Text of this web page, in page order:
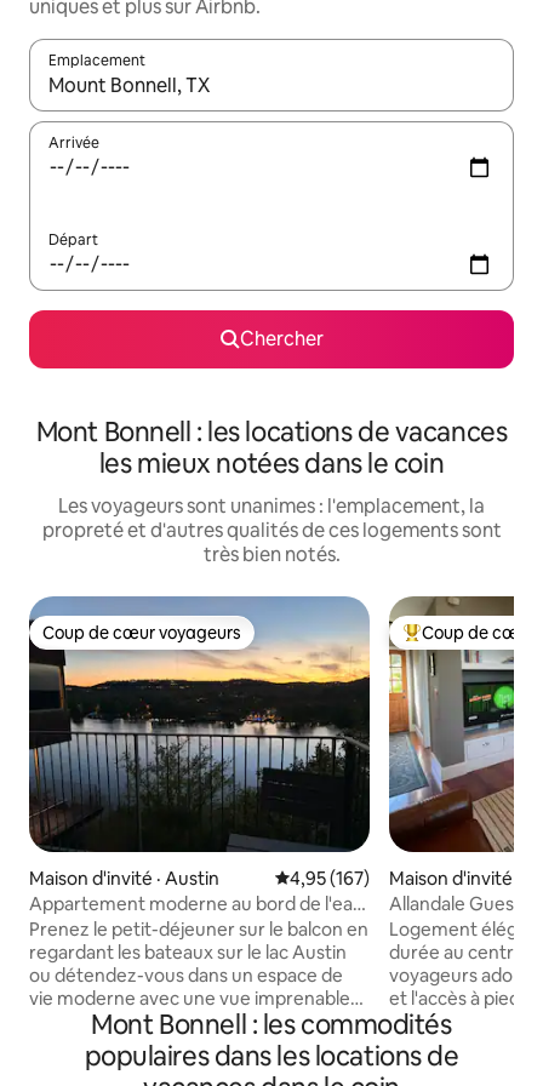
uniques et plus sur Airbnb.
Emplacement
Quand les résultats sont affichés, parcourez-les en utilisant
Arrivée
Départ
Chercher
Mont Bonnell : les locations de vacances
les mieux notées dans le coin
Les voyageurs sont unanimes : l'emplacement, la
propreté et d'autres qualités de ces logements sont
très bien notés.
Coup de cœur voyageurs
Coup de cœur voyageurs
Maison d'invité · Austin Note moyenne de 4,95 sur 5,
4,95 (167)
Appartement moderne au bord de l'eau
avec vue panoramique sur le lac
Prenez le petit-déjeuner sur le balcon en
regardant les bateaux sur le lac Austin
ou détendez-vous dans un espace de
vie moderne avec une vue imprenable
sur le coucher du soleil. Cet
appartement privé pour les voyageurs
se trouve sur le terrain d'une
Coup de cœur
Coup de cœur
Maison d'invité ·
Allandale
paisible à Austin
Logement
durée au centre-
voyageurs
et l'accès à pied
restaurants et
pour rendre
proximité,
Mont Bonnell : les commodités
populaires dans les locations de